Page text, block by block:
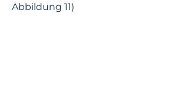
Abbildung 11)